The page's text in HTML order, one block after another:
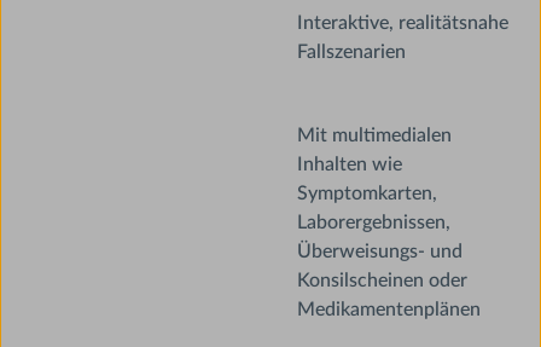
Interaktive, realitätsnahe
Fallszenarien
Mit multimedialen
Inhalten wie
Symptomkarten,
Laborergebnissen,
Überweisungs- und
Konsilscheinen oder
Medikamentenplänen